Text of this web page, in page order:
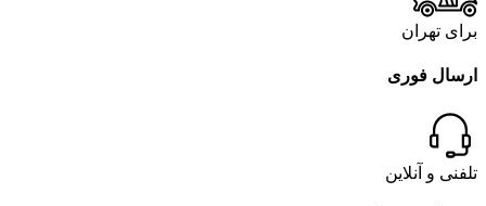
برای تهران
ارسال فوری
تلفنی و آنلاین